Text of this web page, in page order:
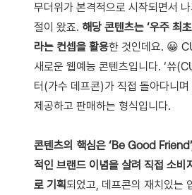
무더위가 본격적으로 시작되면서
절이 왔죠. 해당 콘텐츠는 ‘우주 최
라는 컨셉을 활용한 것인데요. 😀
새로운 웹예능 콘텐츠입니다. ‘쓔
터(가수 데프콘)가 직접 돌아다니
제공하고 판매하는 형식입니다.
콘텐츠의 핵심은 ‘Be Good
적인 브랜드 이념을 살려 직접 소비
로 기획되었고, 데프콘의 재치있는